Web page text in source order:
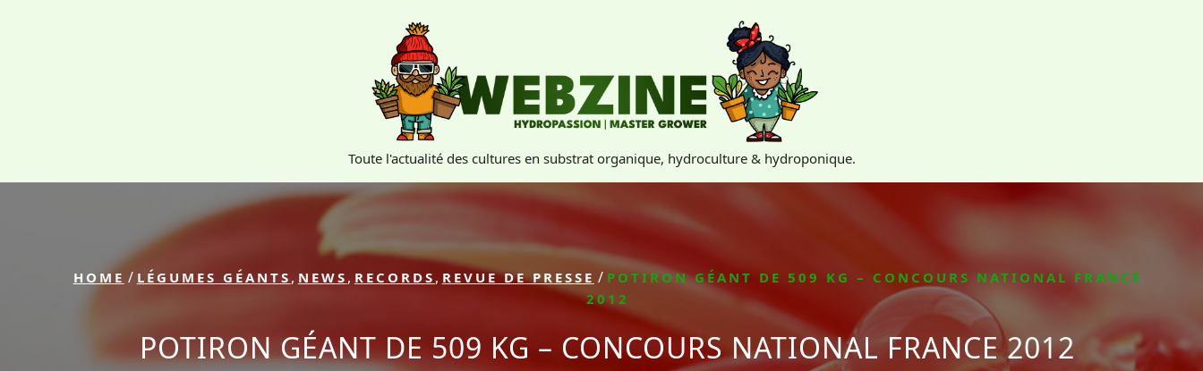
Toute l'actualité des cultures en substrat organique, hydroculture & hydroponique.
HOME / LÉGUMES GÉANTS , NEWS , RECORDS , REVUE DE PRESSE / POTIRON GÉANT DE 509 KG – CONCOURS NATIONAL FRANCE
2012
POTIRON GÉANT DE 509 KG – CONCOURS NATIONAL FRANCE 2012